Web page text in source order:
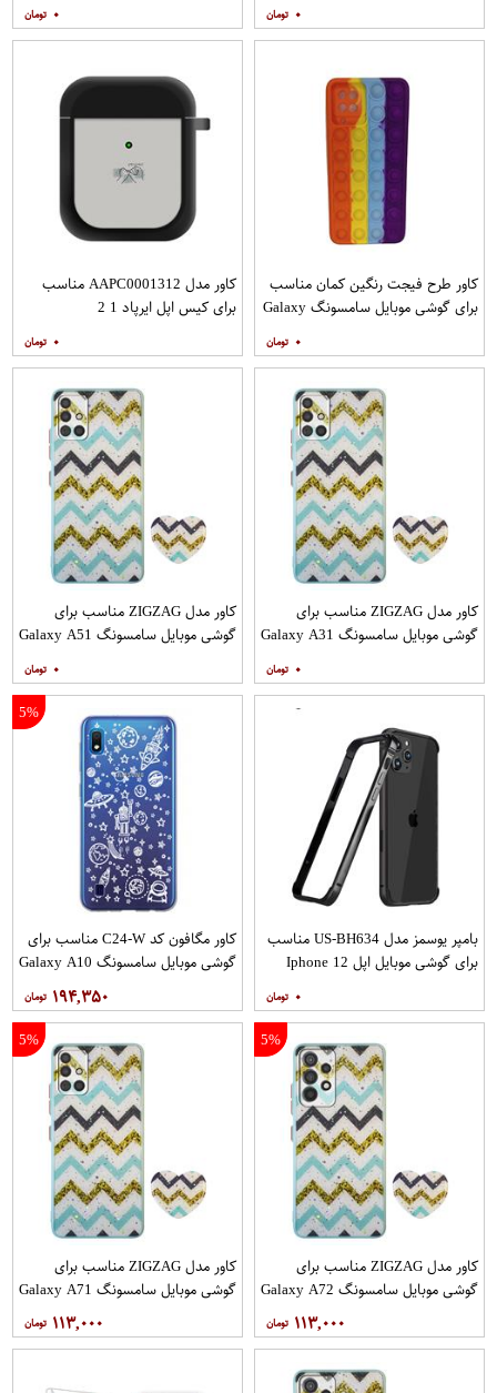
۰ ۰
کاور طرح فیجت رنگین کمان مناسب
برای گوشی موبایل سامسونگ Galaxy
۰
کاور مدل AAPC0001312 مناسب
برای کیس اپل ایرپاد 1 2
۰
کاور مدل ZIGZAG مناسب برای
گوشی موبایل سامسونگ Galaxy A31
۰
کاور مدل ZIGZAG مناسب برای
گوشی موبایل سامسونگ Galaxy A51
۰
بامپر یوسمز مدل US-BH634 مناسب
برای گوشی موبایل اپل Iphone 12
۰
5%
کاور مگافون کد C24-W مناسب برای
گوشی موبایل سامسونگ Galaxy A10
۱۹۴,۳۵۰
5%
کاور مدل ZIGZAG مناسب برای
گوشی موبایل سامسونگ Galaxy A72
۱۱۳,۰۰۰
5%
کاور مدل ZIGZAG مناسب برای
گوشی موبایل سامسونگ Galaxy A71
۱۱۳,۰۰۰